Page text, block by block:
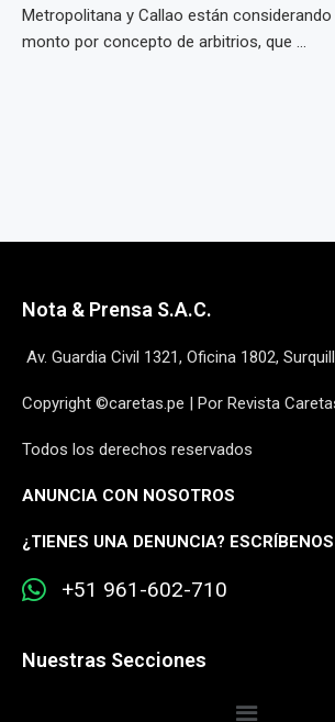
Metropolitana y Callao están
monto por concepto de arbitrios, que ...
Nota & Prensa S.A.C.
Av. Guardia Civil 1321, Oficina 1802,
Copyright ©caretas.pe | Por Revista
Todos los derechos reservados
ANUNCIA CON NOSOTROS
¿TIENES UNA DENUNCIA? ESCRÍBENOS
+51 961-602-710
Nuestras Secciones